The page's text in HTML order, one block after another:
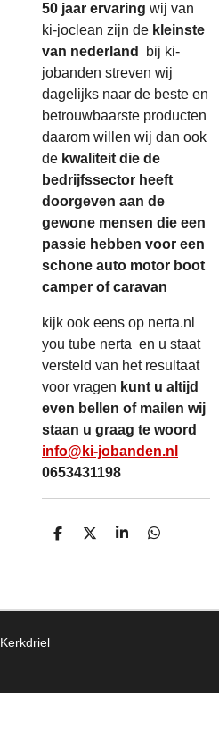
50 jaar ervaring wij van
ki-joclean zijn de kleinste
van nederland
bij ki-
jobanden streven wij
dagelijks naar de beste en
betrouwbaarste producten
daarom willen wij dan ook
de kwaliteit die de
bedrijfssector heeft
doorgeven aan de
gewone mensen die een
passie hebben voor een
schone auto motor boot
camper of caravan
kijk ook eens op nerta.nl
you tube nerta en u staat
versteld van het resultaat
voor vragen kunt u altijd
even bellen of mailen wij
staan u graag te woord
info@ki-jobanden.nl
0653431198
D
D
S
D
Kerkdriel